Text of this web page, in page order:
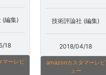
(編集)
18
マーレビ
技術評論社 (編集)
2018/04/18
amazonカスタマーレビ
ュー